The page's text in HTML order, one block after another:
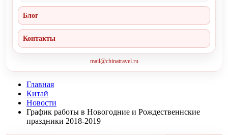
Блог
Контакты
mail@chinatravel.ru
Главная
Китай
Новости
График работы в Новогодние и Рождественнские
праздники 2018-2019